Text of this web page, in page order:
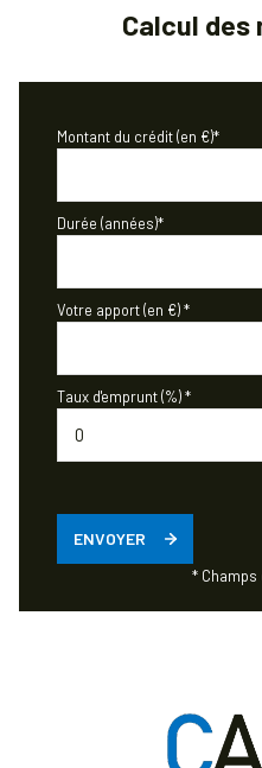
Calcul des
Montant du crédit (en €)*
Durée (années)*
Votre apport (en €) *
Taux d'emprunt (%) *
ENVOYER
*